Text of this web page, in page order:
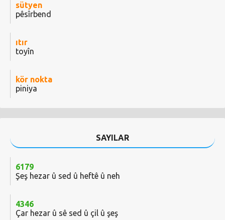
sütyen
pêsîrbend
ıtır
toyîn
kör nokta
piniya
SAYILAR
6179
Şeş hezar û sed û heftê û neh
4346
Çar hezar û sê sed û çil û şeş